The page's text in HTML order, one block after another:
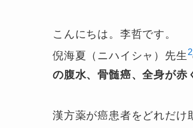
こんにちは。李哲です。
倪海夏（ニハイシャ）先生 2
の腹水、骨髄癌、全身が
漢方薬が癌患者をどれだけ